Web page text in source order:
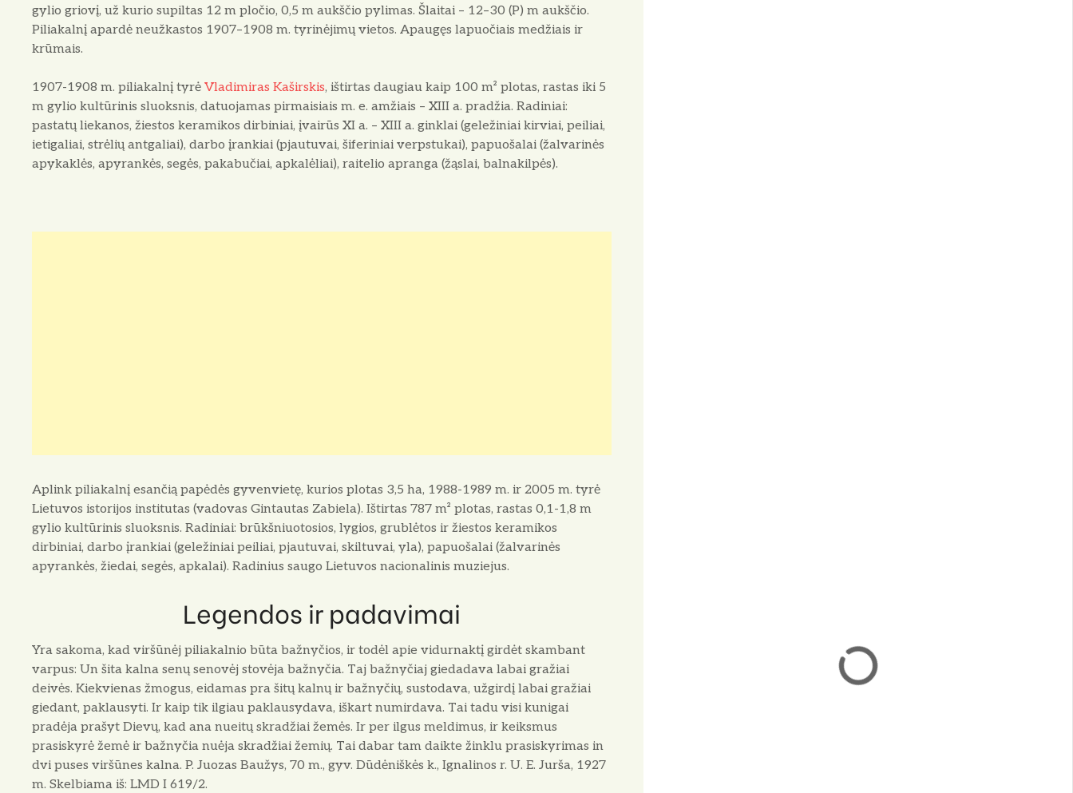
gylio griovį, už kurio supiltas 12 m pločio, 0,5 m aukščio pylimas. Šlaitai – 12–30 (P) m aukščio.
Piliakalnį apardė neužkastos 1907–1908 m. tyrinėjimų vietos. Apaugęs lapuočiais medžiais ir
krūmais.
1907-1908 m. piliakalnį tyrėVladimiras Kaširskis, ištirtas daugiau kaip 100 m² plotas, rastas iki 5
m gylio kultūrinis sluoksnis, datuojamas pirmaisiais m. e. amžiais – XIII a. pradžia. Radiniai:
pastatų liekanos, žiestos keramikos dirbiniai, įvairūs XI a. – XIII a. ginklai (geležiniai kirviai, peiliai,
ietigaliai, strėlių antgaliai), darbo įrankiai (pjautuvai, šiferiniai verpstukai), papuošalai (žalvarinės
apykaklės, apyrankės, segės, pakabučiai, apkalėliai), raitelio apranga (žąslai, balnakilpės).
Aplink piliakalnį esančią papėdės gyvenvietę, kurios plotas 3,5 ha, 1988-1989 m. ir 2005 m. tyrė
Lietuvos istorijos institutas (vadovas Gintautas Zabiela). Ištirtas 787 m² plotas, rastas 0,1-1,8 m
gylio kultūrinis sluoksnis. Radiniai: brūkšniuotosios, lygios, grublėtos ir žiestos keramikos
dirbiniai, darbo įrankiai (geležiniai peiliai, pjautuvai, skiltuvai, yla), papuošalai (žalvarinės
apyrankės, žiedai, segės, apkalai). Radinius saugo Lietuvos nacionalinis muziejus.
Legendos ir padavimai
Yra sakoma, kad viršūnėj piliakalnio būta bažnyčios, ir todėl apie vidurnaktį girdėt skambant
varpus: Un šita kalna senų senovėj stovėja bažnyčia. Taj bažnyčiaj giedadava labai gražiai
deivės. Kiekvienas žmogus, eidamas pra šitų kalnų ir bažnyčių, sustodava, užgirdį labai gražiai
giedant, paklausyti. Ir kaip tik ilgiau paklausydava, iškart numirdava. Tai tadu visi kunigai
pradėja prašyt Dievų, kad ana nueitų skradžiai žemės. Ir per ilgus meldimus, ir keiksmus
prasiskyrė žemė ir bažnyčia nuėja skradžiai žemių. Tai dabar tam daikte žinklu prasiskyrimas in
dvi puses viršūnes kalna. P. Juozas Baužys, 70 m., gyv. Dūdėniškės k., Ignalinos r. U. E. Jurša, 1927
m. Skelbiama iš: LMD I 619/2.